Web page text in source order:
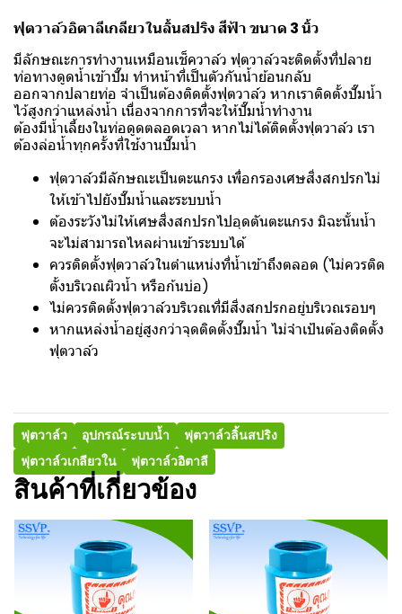
ฟุตวาล์วอิตาลีเกลียวในลิ้นสปริง สีฟ้า ขนาด 3 นิ้ว
มีลักษณะการทำงานเหมือนเช็ควาล์ว ฟุตวาล์วจะติดตั้งที่ปลาย
ท่อทางดูดน้ำเข้าปั๊ม ทำหน้าที่เป็นตัวกันน้ำย้อนกลับ
ออกจากปลายท่อ จำเป็นต้องติดตั้งฟุตวาล์ว หากเราติดตั้งปั๊มน้ำ
ไว้สูงกว่าแหล่งน้ำ เนื่องจากการที่จะให้ปั๊มน้ำทำงาน
ต้องมีน้ำเลี้ยงในท่อดูดตลอดเวลา หากไม่ได้ติดตั้งฟุตวาล์ว เรา
ต้องล่อน้ำทุกครั้งที่ใช้งานปั๊มน้ำ
ฟุตวาล์วมีลักษณะเป็นตะแกรง เพื่อกรองเศษสิ่งสกปรกไม่
ให้เข้าไปยังปั๊มน้ำและระบบน้ำ
ต้องระวังไม่ให้เศษสิ่งสกปรกไปอุดตันตะแกรง มิฉะนั้นน้ำ
จะไม่สามารถไหลผ่านเข้าระบบได้
ควรติดตั้งฟุตวาล์วในตำแหน่งที่น้ำเข้าถึงตลอด (ไม่ควรติด
ตั้งบริเวณผิวน้ำ หรือก้นบ่อ)
ไม่ควรติดตั้งฟุตวาล์วบริเวณที่มีสิ่งสกปรกอยู่บริเวณรอบๆ
หากแหล่งน้ำอยู่สูงกว่าจุดติดตั้งปั๊มน้ำ ไม่จำเป้นต้องติดตั้ง
ฟุตวาล์ว
ฟุตวาล์ว อุปกรณ์ระบบน้ำ
ฟุตวาล์วลิ้นสปริง
ฟุตวาล์วเกลียวใน
ฟุตวาล์วอิตาลี
สินค้าที่เกี่ยวข้อง